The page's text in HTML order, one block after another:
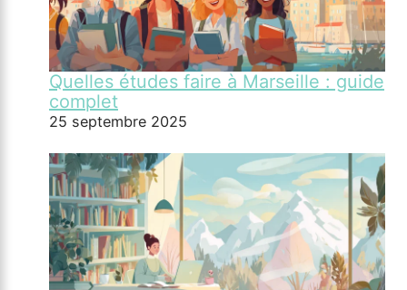
Quelles études faire à Marseille : guide
complet
25 septembre 2025